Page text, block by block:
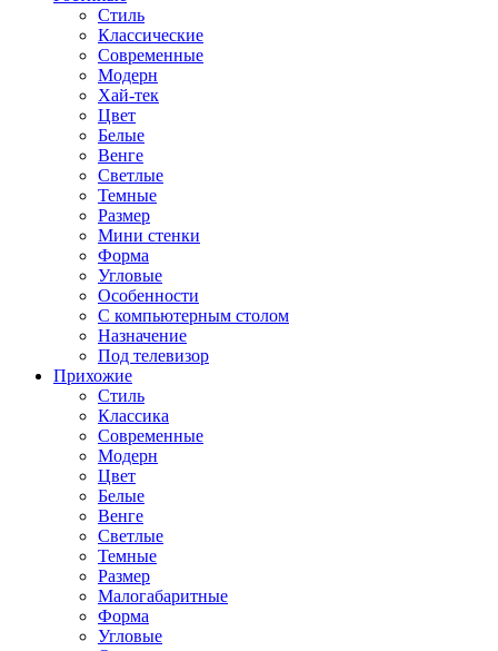
Стиль
Классические
Современные
Модерн
Хай-тек
Цвет
Белые
Венге
Светлые
Темные
Размер
Мини стенки
Форма
Угловые
Особенности
С компьютерным столом
Назначение
Под телевизор
Прихожие
Стиль
Классика
Современные
Модерн
Цвет
Белые
Венге
Светлые
Темные
Размер
Малогабаритные
Форма
Угловые